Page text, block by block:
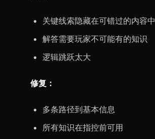
关键线索隐藏在可错过的内容中
解答需要玩家不可能有的知识
逻辑跳跃太大
修复：
多条路径到基本信息
所有知识在指控前可用